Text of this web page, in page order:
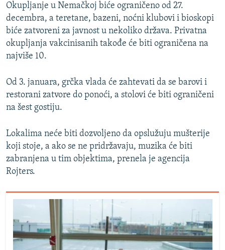
Okupljanje u Nemačkoj biće ograničeno od 27.
decembra, a teretane, bazeni, noćni klubovi i bioskopi
biće zatvoreni za javnost u nekoliko država. Privatna
okupljanja vakcinisanih takođe će biti ograničena na
najviše 10.
Od 3. januara, grčka vlada će zahtevati da se barovi i
restorani zatvore do ponoći, a stolovi će biti ograničeni
na šest gostiju.
Lokalima neće biti dozvoljeno da opslužuju mušterije
koji stoje, a ako se ne pridržavaju, muzika će biti
zabranjena u tim objektima, prenela je agencija
Rojters.